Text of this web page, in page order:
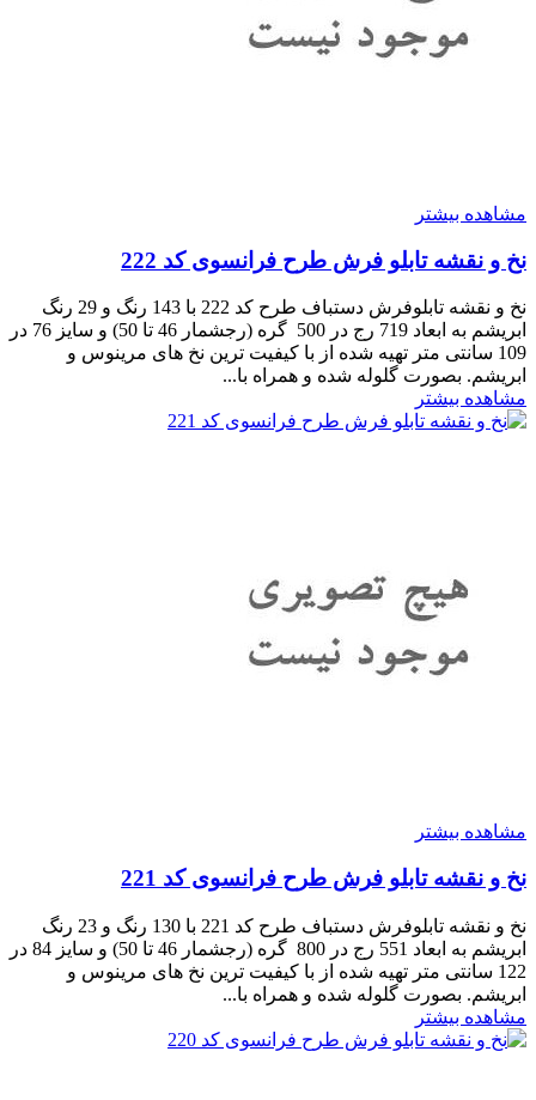
مشاهده بیشتر
نخ و نقشه تابلو فرش طرح فرانسوی کد 222
نخ و نقشه تابلوفرش دستباف طرح کد 222 با 143 رنگ و 29 رنگ
ابریشم به ابعاد 719 رج در 500 گره (رجشمار 46 تا 50) و سایز 76 در
109 سانتی متر تهیه شده از با کیفیت ترین نخ های مرینوس و
ابریشم. بصورت گلوله شده و همراه با...
مشاهده بیشتر
مشاهده بیشتر
نخ و نقشه تابلو فرش طرح فرانسوی کد 221
نخ و نقشه تابلوفرش دستباف طرح کد 221 با 130 رنگ و 23 رنگ
ابریشم به ابعاد 551 رج در 800 گره (رجشمار 46 تا 50) و سایز 84 در
122 سانتی متر تهیه شده از با کیفیت ترین نخ های مرینوس و
ابریشم. بصورت گلوله شده و همراه با...
مشاهده بیشتر